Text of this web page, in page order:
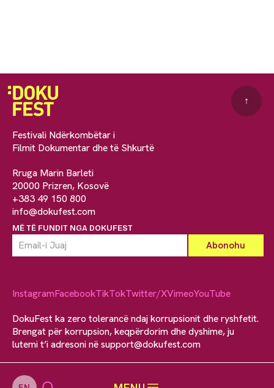
Festivali Ndërkombëtar i
Filmit Dokumentar dhe të Shkurtë
Rruga Marin Barleti
20000 Prizren, Kosovë
+383 49 150 800
info@dokufest.com
MË TË FUNDIT NGA DOKUFEST
↑
InstagramFacebookTikTokTwitter/XVimeoYouTube
DokuFest ka zero tolerancë ndaj korrupsionit dhe ryshfetit.
Brengat për korrupsion, keqpërdorim dhe dyshime, ju
lutemi t’i adresoni nësupport@dokufest.com